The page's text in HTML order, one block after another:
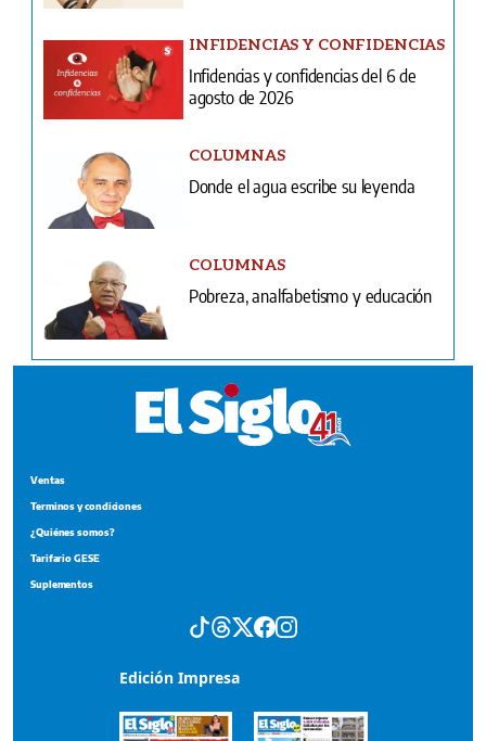
INFIDENCIAS Y CONFIDENCIAS
Infidencias y confidencias del 6 de
agosto de 2026
COLUMNAS
Donde el agua escribe su leyenda
COLUMNAS
Pobreza, analfabetismo y educación
Ventas
Terminos y condiciones
¿Quiénes somos?
Tarifario GESE
Suplementos
Edición Impresa